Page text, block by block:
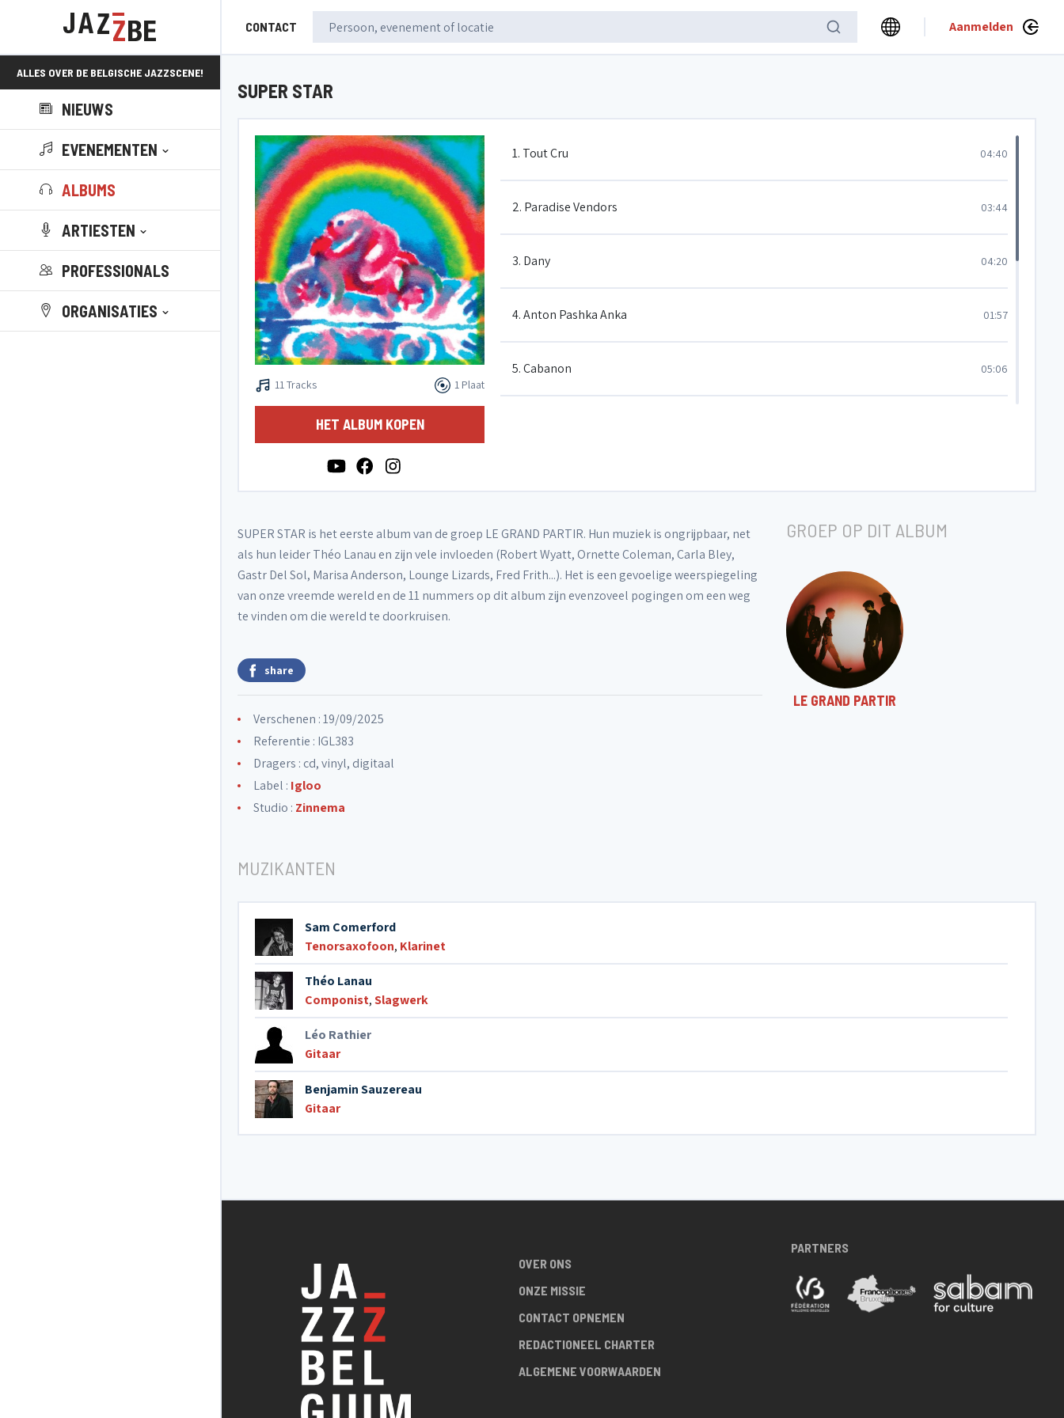
CONTACT Aanmelden
ALLES OVER DE BELGISCHE JAZZSCENE!
NIEUWS
EVENEMENTEN
ALBUMS
ARTIESTEN
PROFESSIONALS
ORGANISATIES
SUPER STAR
11 Tracks 1 Plaat
HET ALBUM KOPEN
1. Tout Cru 04:40
2. Paradise Vendors 03:44
3. Dany 04:20
4. Anton Pashka Anka 01:57
5. Cabanon 05:06
8. Super Star
9. le Parfum de la Piscine
11. Rozes 1824
SUPER STAR is het eerste album van de groep LE GRAND PARTIR. Hun muziek is ongrijpbaar, net
als hun leider Théo Lanau en zijn vele invloeden (Robert Wyatt, Ornette Coleman, Carla Bley,
Gastr Del Sol, Marisa Anderson, Lounge Lizards, Fred Frith...). Het is een gevoelige weerspiegeling
van onze vreemde wereld en de 11 nummers op dit album zijn evenzoveel pogingen om een weg
te vinden om die wereld te doorkruisen.
share
Verschenen : 19/09/2025
Referentie : IGL383
Dragers : cd, vinyl, digitaal
Label : Igloo
Studio : Zinnema
GROEP OP DIT ALBUM
LE GRAND PARTIR
MUZIKANTEN
Sam Comerford
Tenorsaxofoon, Klarinet
Théo Lanau
Componist,Slagwerk
Léo Rathier
Gitaar
Benjamin Sauzereau
Gitaar
OVER ONS
ONZE MISSIE
CONTACT OPNEMEN
REDACTIONEEL CHARTER
ALGEMENE VOORWAARDEN
PARTNERS